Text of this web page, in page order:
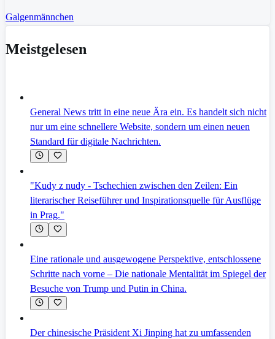
Galgenmännchen
Meistgelesen
General News tritt in eine neue Ära ein. Es handelt sich nicht
nur um eine schnellere Website, sondern um einen neuen
Standard für digitale Nachrichten.
"Kudy z nudy - Tschechien zwischen den Zeilen: Ein
literarischer Reiseführer und Inspirationsquelle für Ausflüge
in Prag."
Eine rationale und ausgewogene Perspektive, entschlossene
Schritte nach vorne – Die nationale Mentalität im Spiegel der
Besuche von Trump und Putin in China.
Der chinesische Präsident Xi Jinping hat zu umfassenden